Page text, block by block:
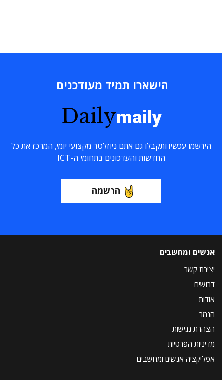
הישארו תמיד מעודכנים
Dailymaily
הירשמו עכשיו ותקבלו גם אתם ניוזלטר מקצועי יומי, המרכז את כל
החדשות והעדכונים בתחומי ה-ICT
הרשמה
אנשים ומחשבים
יצירת קשר
דרושים
אודות
הנמר
הצהרת נגישות
מדיניות הפרטיות
אפליקציה אנשים ומחשבים